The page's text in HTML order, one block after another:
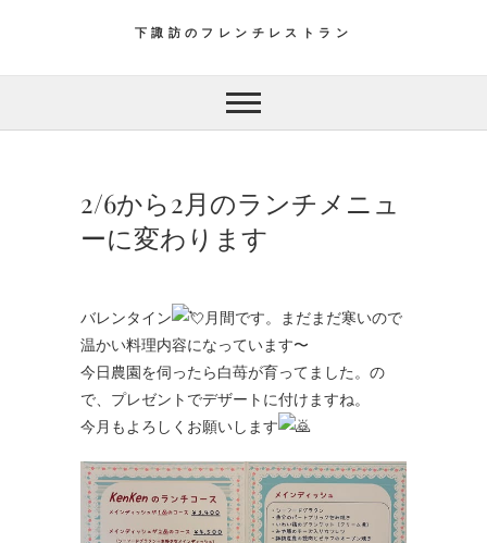
下諏訪のフレンチレストラン
2/6から2月のランチメニュ
ーに変わります
バレンタイン
月間です。まだまだ寒いので
温かい料理内容になっています〜
今日農園を伺ったら白苺が育ってました。の
で、プレゼントでデザートに付けますね。
今月もよろしくお願いします